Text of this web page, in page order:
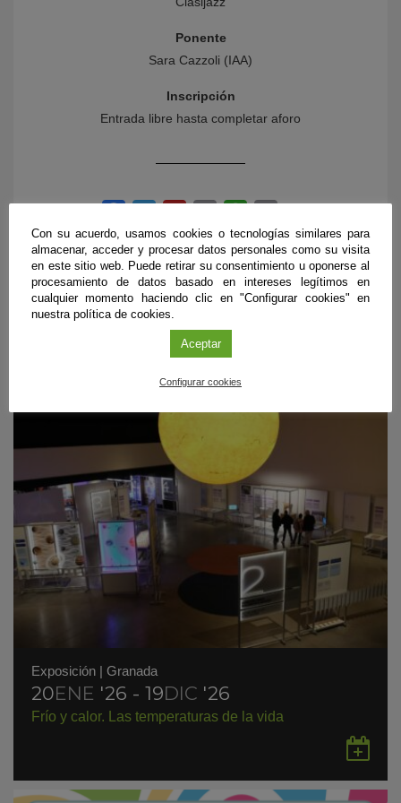
Ponente
Sara Cazzoli (IAA)
Inscripción
Entrada libre hasta completar aforo
PRÓXIMOS EVENTOS
Exposición | Granada
20ENE '26 - 19DIC '26
Frío y calor. Las temperaturas de la vida
en
Con su acuerdo, usamos cookies o tecnologías similares para
almacenar, acceder y procesar datos personales como su visita
en este sitio web. Puede retirar su consentimiento u oponerse al
procesamiento de datos basado en intereses legítimos en
cualquier momento haciendo clic en "Configurar cookies" en
nuestra política de cookies.
Aceptar
Configurar cookies